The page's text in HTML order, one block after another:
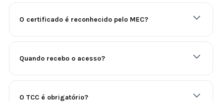
O certificado é reconhecido pelo MEC?
Quando recebo o acesso?
O TCC é obrigatório?